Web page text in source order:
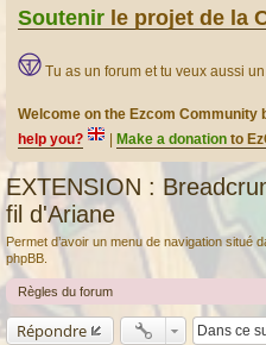
Soutenir le projet de la
Tu as un forum et tu veux aussi
Welcome on the Ezcom Community
help you?
Make a donation to
EXTENSION :
fil d'Ariane
Permet d’avoir un menu de navigation situé
phpBB.
Règles du forum
Répondre